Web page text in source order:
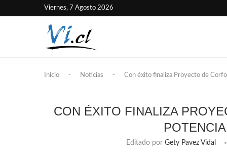
Viernes, 7 Agosto 2026
Inicio - Noticias - Con éxito finaliza Proyecto de
CON ÉXITO FINALIZA
Editado porGety Pavez Vidal